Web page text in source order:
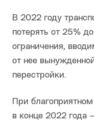
В 2022 году
потерять от 25%
ограничения,
от нее
перестройки.
При
в конце 2022 года